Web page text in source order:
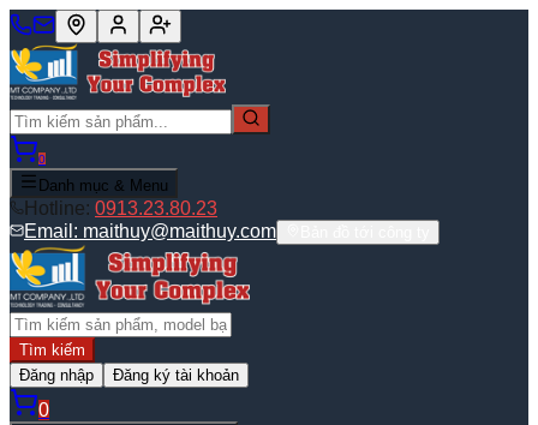
0
Danh mục & Menu
Hotline: 0913.23.80.23
Email: maithuy@maithuy.com
Tìm kiếm
Đăng nhập
Đăng ký tài khoản
0